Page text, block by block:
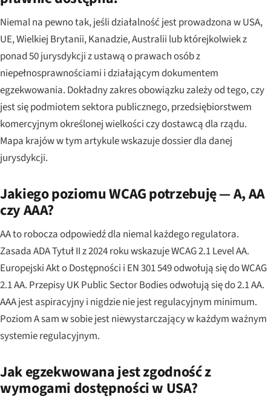
Niemal na pewno tak, jeśli działalność jest prowadzona w USA,
UE, Wielkiej Brytanii, Kanadzie, Australii lub którejkolwiek z
ponad 50 jurysdykcji z ustawą o prawach osób z
niepełnosprawnościami i działającym dokumentem
egzekwowania. Dokładny zakres obowiązku zależy od tego, czy
jest się podmiotem sektora publicznego, przedsiębiorstwem
komercyjnym określonej wielkości czy dostawcą dla rządu.
Mapa krajów w tym artykule wskazuje dossier dla danej
jurysdykcji.
Jakiego poziomu WCAG potrzebuję — A, AA
czy AAA?
AA to robocza odpowiedź dla niemal każdego regulatora.
Zasada ADA Tytuł II z 2024 roku wskazuje WCAG 2.1 Level AA.
Europejski Akt o Dostępności i EN 301 549 odwołują się do WCAG
2.1 AA. Przepisy UK Public Sector Bodies odwołują się do 2.1 AA.
AAA jest aspiracyjny i nigdzie nie jest regulacyjnym minimum.
Poziom A sam w sobie jest niewystarczający w każdym ważnym
systemie regulacyjnym.
Jak egzekwowana jest zgodność z
wymogami dostępności w USA?